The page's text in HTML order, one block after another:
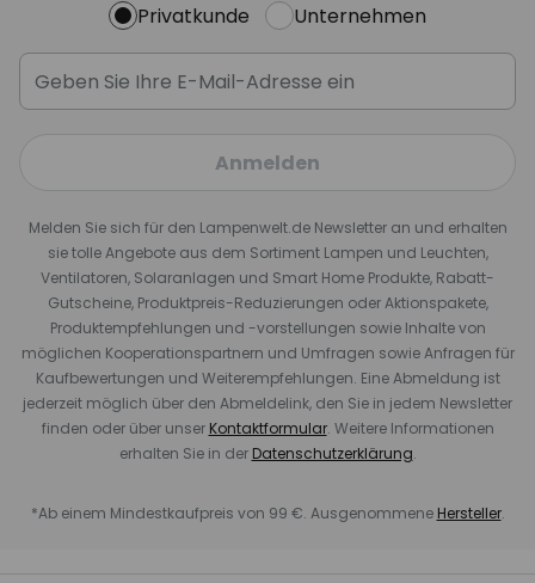
Privatkunde Unternehmen
Anmelden
Melden Sie sich für den Lampenwelt.de Newsletter an und erhalten
sie tolle Angebote aus dem Sortiment Lampen und Leuchten,
Ventilatoren, Solaranlagen und Smart Home Produkte, Rabatt-
Gutscheine, Produktpreis-Reduzierungen oder Aktionspakete,
Produktempfehlungen und -vorstellungen sowie Inhalte von
möglichen Kooperationspartnern und Umfragen sowie Anfragen für
Kaufbewertungen und Weiterempfehlungen. Eine Abmeldung ist
jederzeit möglich über den Abmeldelink, den Sie in jedem Newsletter
finden oder über unser Kontaktformular. Weitere Informationen
erhalten Sie in der Datenschutzerklärung.
*Ab einem Mindestkaufpreis von 99 €. Ausgenommene Hersteller.